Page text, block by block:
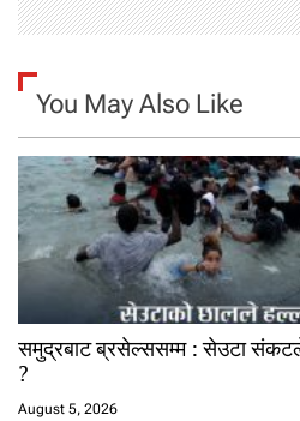
You May Also Like
समुद्रबाट ब्रसेल्ससम्म : सेउटा संकटले
?
August 5, 2026